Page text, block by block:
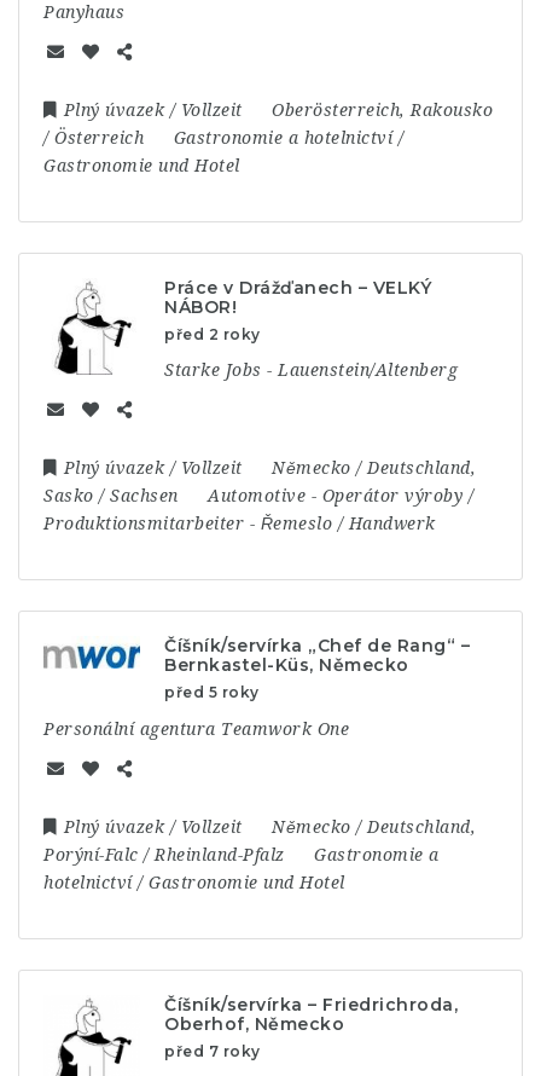
Panyhaus
Plný úvazek / Vollzeit Ober­österreich, Rakousko
/ Österreich
Gastronomie a hotelnictví /
Gastronomie und Hotel
Práce v Drážďanech – VELKÝ
NÁBOR!
před 2 roky
Starke Jobs - Lauenstein/Altenberg
Plný úvazek / Vollzeit Německo / Deutschland,
Sasko / Sachsen
Automotive - Operátor výroby /
Produktionsmitarbeiter - Řemeslo / Handwerk
Číšník/servírka „Chef de Rang“ –
Bernkastel-Küs, Německo
před 5 roky
Personální agentura Teamwork One
Plný úvazek / Vollzeit Německo / Deutschland,
Porýní-Falc / Rheinland-Pfalz
Gastronomie a
hotelnictví / Gastronomie und Hotel
Číšník/servírka – Friedrichroda,
Oberhof, Německo
před 7 roky